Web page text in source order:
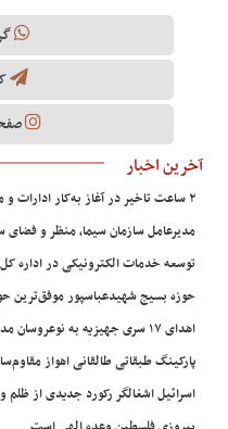
آخرین اخبار
۲ ساعت تاخیر در آغاز به‌کار ادارات و مدارس ۶ شهر خوزستان
مدیرعامل سازمان سیما، منظر و
توسعه خدمات الکترونیکی در اداره
حوزه بسیج شهیدعباسپور موفق‌ترین
اهدای ۱۷ سری جهیزیه به نوعروسان مددجو رامهرمز
پارکینگ طبقاتی طالقانی اهواز
اسرائیل اشغالگر رکورد جدیدی از